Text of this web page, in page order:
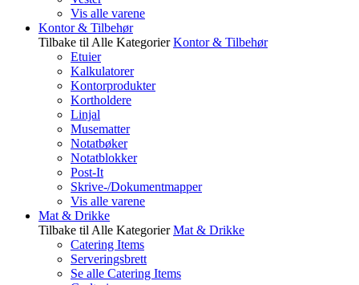
Vis alle varene
Kontor & Tilbehør
Tilbake til Alle Kategorier Kontor & Tilbehør
Etuier
Kalkulatorer
Kontorprodukter
Kortholdere
Linjal
Musematter
Notatbøker
Notatblokker
Post-It
Skrive-/Dokumentmapper
Vis alle varene
Mat & Drikke
Tilbake til Alle Kategorier Mat & Drikke
Catering Items
Serveringsbrett
Se alle Catering Items